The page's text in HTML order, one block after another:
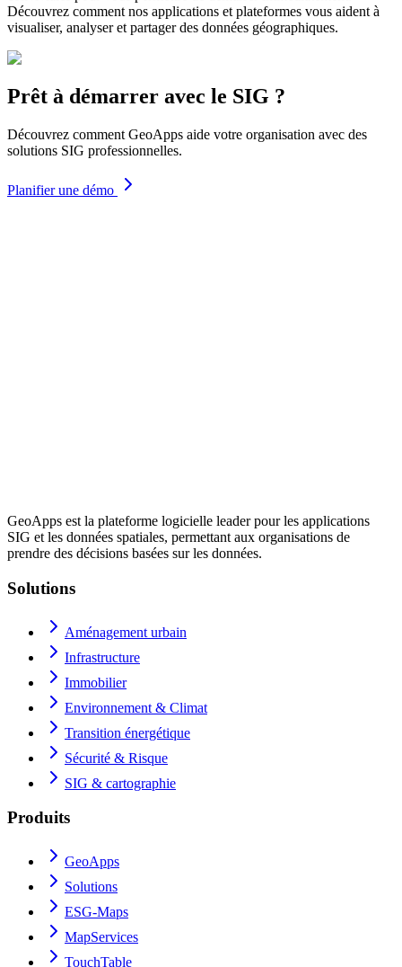
Découvrez comment nos applications et plateformes vous aident à
visualiser, analyser et partager des données géographiques.
Prêt à démarrer avec le SIG ?
Découvrez comment GeoApps aide votre organisation avec des
solutions SIG professionnelles.
Planifier une démo
GeoApps est la plateforme logicielle leader pour les applications
SIG et les données spatiales, permettant aux organisations de
prendre des décisions basées sur les données.
Solutions
Aménagement urbain
Infrastructure
Immobilier
Environnement & Climat
Transition énergétique
Sécurité & Risque
SIG & cartographie
Produits
GeoApps
Solutions
ESG-Maps
MapServices
TouchTable